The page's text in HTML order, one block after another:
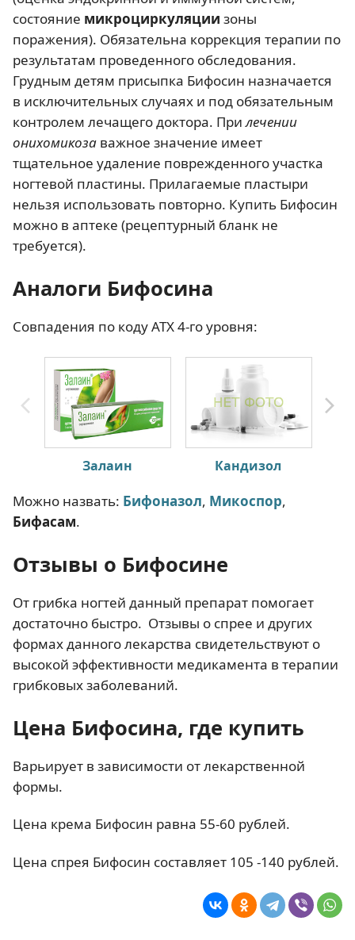
состояние микроциркуляции зоны
поражения). Обязательна коррекция терапии по
результатам проведенного обследования.
Грудным детям присыпка Бифосин назначается
в исключительных случаях и под обязательным
контролем лечащего доктора. Прилечении
онихомикоза важное значение имеет
тщательное удаление поврежденного участка
ногтевой пластины. Прилагаемые пластыри
нельзя использовать повторно. Купить Бифосин
можно в аптеке (рецептурный бланк не
требуется).
Аналоги Бифосина
Совпадения по коду АТХ 4-го уровня:
Залаин Кандизол
Можно назвать: Бифоназол, Микоспор,
Бифасам.
Отзывы о Бифосине
От грибка ногтей данный препарат помогает
достаточно быстро. Отзывы о спрее и других
формах данного лекарства свидетельствуют о
высокой эффективности медикамента в терапии
грибковых заболеваний.
Цена Бифосина, где купить
Варьирует в зависимости от лекарственной
формы.
Цена крема Бифосин равна 55-60 рублей.
Цена спрея Бифосин составляет 105 -140 рублей.